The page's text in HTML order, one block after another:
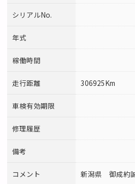
シリアルNo.
年式
稼働時間
走行距離 306925Km
車検有効期限
修理履歴
備考
コメント 新潟県 御成約